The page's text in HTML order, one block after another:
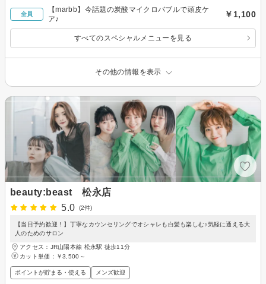
全員
【marbb】今話題の炭酸マイクロバブルで頭皮ケ
ア♪
￥1,100
すべてのスペシャルメニューを見る
その他の情報を表示
beauty:beast 松永店
5.0
(2件)
【当日予約歓迎！】丁寧なカウンセリングでオシャレも白髪も楽しむ♪気軽に通える大
人のためのサロン
アクセス：JR山陽本線 松永駅 徒歩11分
カット単価： ￥3,500～
ポイントが貯まる・使える メンズ歓迎